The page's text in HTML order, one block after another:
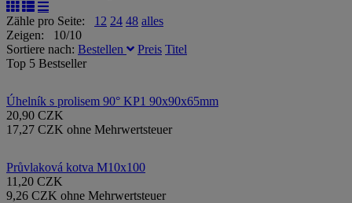
Zähle pro Seite: 12 24 48 alles
Zeigen: 10/10
Sortiere nach: Bestellen Preis Titel
Top 5 Bestseller
Úhelník s prolisem 90° KP1 90x90x65mm
20,90 CZK
17,27 CZK ohne Mehrwertsteuer
Průvlaková kotva M10x100
11,20 CZK
9,26 CZK ohne Mehrwertsteuer